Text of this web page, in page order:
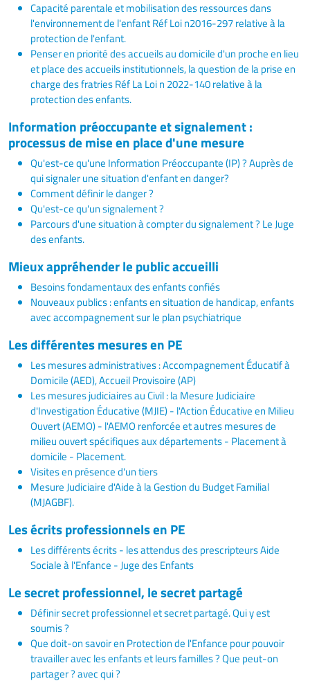
Capacité parentale et mobilisation des ressources dans
l'environnement de l'enfant Réf Loi n2016-297 relative à la
protection de l'enfant.
Penser en priorité des accueils au domicile d'un proche en lieu
et place des accueils institutionnels, la question de la prise en
charge des fratries Réf La Loi n 2022-140 relative à la
protection des enfants.
Information préoccupante et signalement :
processus de mise en place d'une mesure
Qu'est-ce qu'une Information Préoccupante (IP) ? Auprès de
qui signaler une situation d'enfant en danger?
Comment définir le danger ?
Qu'est-ce qu'un signalement ?
Parcours d'une situation à compter du signalement ? Le Juge
des enfants.
Mieux appréhender le public accueilli
Besoins fondamentaux des enfants confiés
Nouveaux publics : enfants en situation de handicap, enfants
avec accompagnement sur le plan psychiatrique
Les différentes mesures en PE
Les mesures administratives : Accompagnement Éducatif à
Domicile (AED), Accueil Provisoire (AP)
Les mesures judiciaires au Civil : la Mesure Judiciaire
d'Investigation Éducative (MJIE) - l'Action Éducative en Milieu
Ouvert (AEMO) - l'AEMO renforcée et autres mesures de
milieu ouvert spécifiques aux départements - Placement à
domicile - Placement.
Visites en présence d'un tiers
Mesure Judiciaire d'Aide à la Gestion du Budget Familial
(MJAGBF).
Les écrits professionnels en PE
Les différents écrits - les attendus des prescripteurs Aide
Sociale à l'Enfance - Juge des Enfants
Le secret professionnel, le secret partagé
Définir secret professionnel et secret partagé. Qui y est
soumis ?
Que doit-on savoir en Protection de l'Enfance pour pouvoir
travailler avec les enfants et leurs familles ? Que peut-on
partager ? avec qui ?